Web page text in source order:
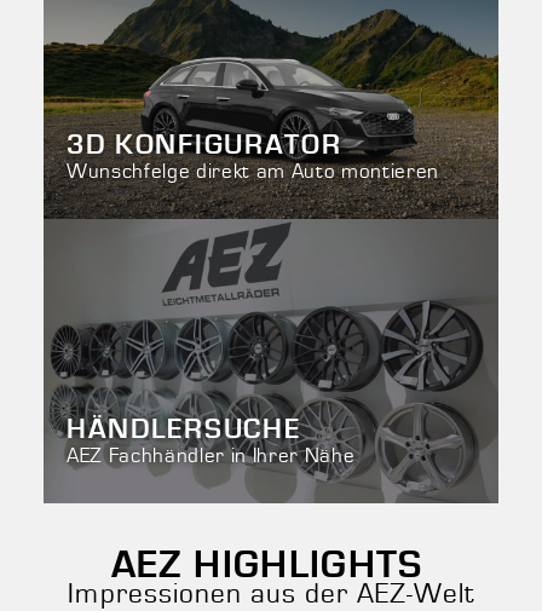
3D KONFIGURATOR
Wunschfelge direkt am Auto montieren
HÄNDLERSUCHE
AEZ Fachhändler in Ihrer Nähe
AEZ HIGHLIGHTS
Impressionen aus der AEZ-Welt